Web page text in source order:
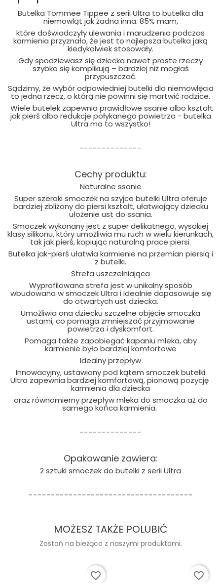
Butelka Tommee Tippee z serii Ultra to butelka dla
niemowląt jak żadna inna. 85% mam,
które doświadczyły ulewania i marudzenia podczas
karmienia przyznało, że jest to najlepsza butelka jaką
kiedykolwiek stosowały.
Gdy spodziewasz się dziecka nawet proste rzeczy
szybko się komplikują – bardziej niż mogłaś
przypuszczać.
Sądzimy, że wybór odpowiedniej butelki dla niemowlęcia
to jedna rzecz, o którą nie powinni się martwić rodzice.
Wiele butelek zapewnia prawidłowe ssanie albo kształt
jak pierś albo redukcje połykanego powietrza - butelka
Ultra ma to wszystko!
--------------
Cechy produktu:
Naturalne ssanie
Super szeroki smoczek na szyjce butelki Ultra oferuje
bardziej zbliżony do piersi kształt, ułatwiający dziecku
ułożenie ust do ssania.
Smoczek wykonany jest z super delikatnego, wysokiej
klasy silikonu, który umożliwia mu ruch w wielu kierunkach,
tak jak pierś, kopiując naturalną prace piersi.
Butelka jak-pierś ułatwia karmienie na przemian piersią i
z butelki.
Strefa uszczelniająca
Wyprofilowana strefa jest w unikalny sposób
wbudowana w smoczek Ultra i idealnie dopasowuje się
do otwartych ust dziecka.
Umożliwia ona dziecku szczelne objęcie smoczka
ustami, co pomaga zmniejszać przyjmowanie
powietrza i dyskomfort.
Pomaga także zapobiegać kapaniu mleka, aby
karmienie było bardziej komfortowe
Idealny przepływ
Innowacyjny, ustawiony pod kątem smoczek butelki
Ultra zapewnia bardziej komfortową, pionową pozycję
karmienia dla dziecka
oraz równomierny przepływ mleka do smoczka aż do
samego końca karmienia.
--------------
Opakowanie zawiera:
2 sztuki smoczek do butelki z serii Ultra
-------------------------------------
MOŻESZ TAKŻE POLUBIĆ
Zostań na bieżąco z naszymi produktami.
favorite_border favorite_border